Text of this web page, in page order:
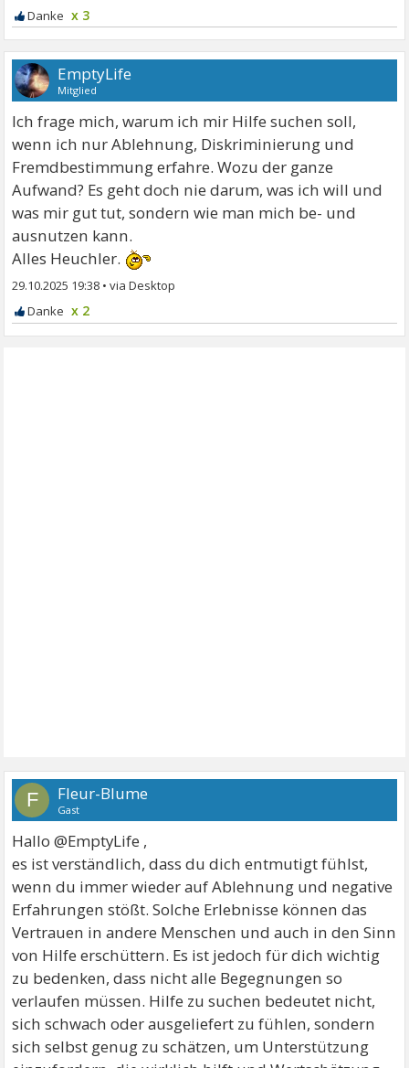
x 3
EmptyLife
Mitglied
Ich frage mich, warum ich mir Hilfe suchen soll,
wenn ich nur Ablehnung, Diskriminierung und
Fremdbestimmung erfahre. Wozu der ganze
Aufwand? Es geht doch nie darum, was ich will und
was mir gut tut, sondern wie man mich be- und
ausnutzen kann.
Alles Heuchler.
29.10.2025 19:38 •
x 2
F Fleur-Blume
Gast
Hallo @EmptyLife ,
es ist verständlich, dass du dich entmutigt fühlst,
wenn du immer wieder auf Ablehnung und negative
Erfahrungen stößt. Solche Erlebnisse können das
Vertrauen in andere Menschen und auch in den Sinn
von Hilfe erschüttern. Es ist jedoch für dich wichtig
zu bedenken, dass nicht alle Begegnungen so
verlaufen müssen. Hilfe zu suchen bedeutet nicht,
sich schwach oder ausgeliefert zu fühlen, sondern
sich selbst genug zu schätzen, um Unterstützung